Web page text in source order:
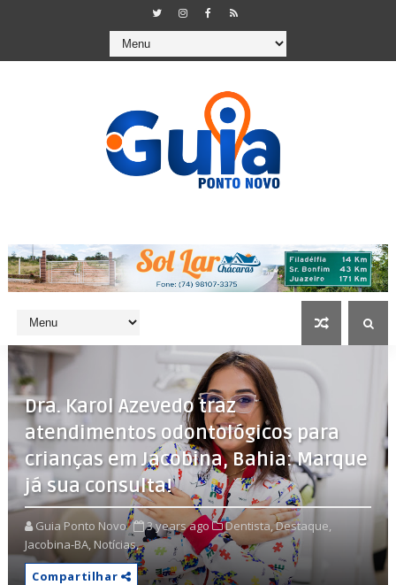
Dra. Karol Azevedo traz
atendimentos odontológicos para
crianças em Jacobina, Bahia: Marque
já sua consulta!
Guia Ponto Novo 3 years ago Dentista,Destaque,
Jacobina-BA, Notícias,
Compartilhar